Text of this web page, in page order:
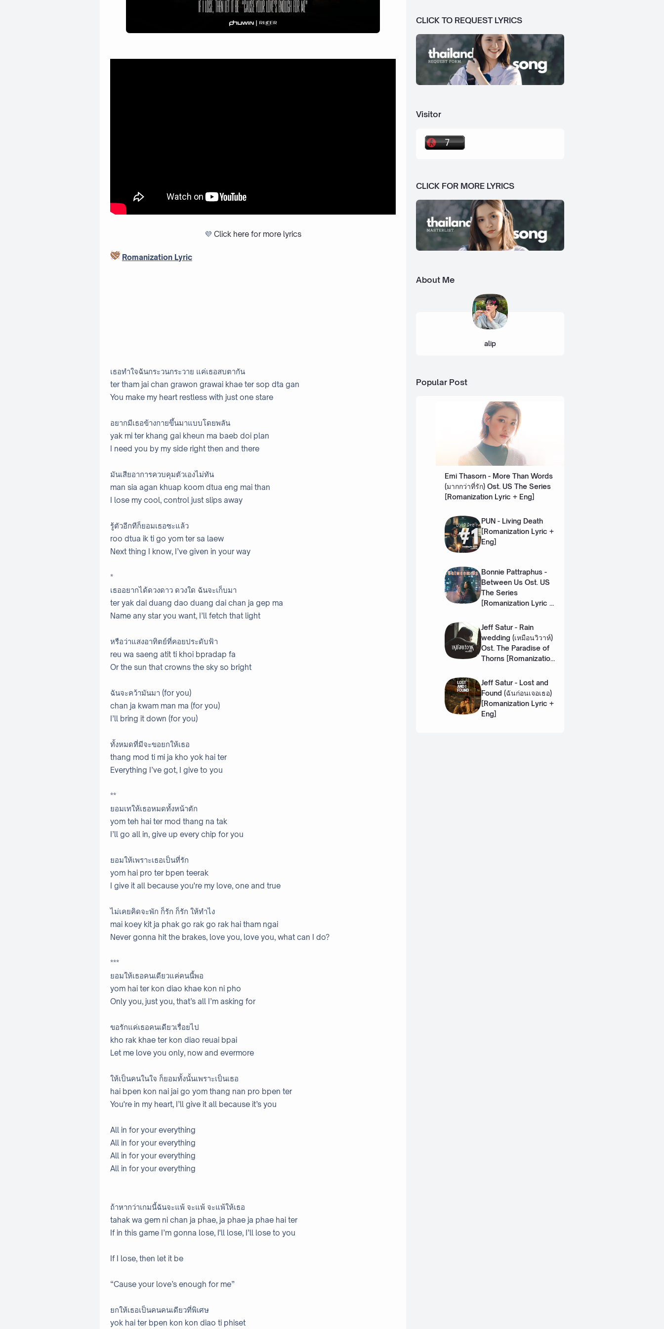
💜 Click here for more lyrics
Romanization Lyric
เธอทำใจฉันกระวนกระวาย แค่เธอสบตากัน
ter tham jai chan grawon grawai khae ter sop dta gan
You make my heart restless with just one stare
อยากมีเธอข้างกายขึ้นมาแบบโดยพลัน
yak mi ter khang gai kheun ma baeb doi plan
I need you by my side right then and there
มันเสียอาการควบคุมตัวเองไม่ทัน
man sia agan khuap koom dtua eng mai than
I lose my cool, control just slips away
รู้ตัวอีกทีก็ยอมเธอซะแล้ว
roo dtua ik ti go yom ter sa laew
Next thing I know, I’ve given in your way
*
เธออยากได้ดวงดาว ดวงใด ฉันจะเก็บมา
ter yak dai duang dao duang dai chan ja gep ma
Name any star you want, I’ll fetch that light
หรือว่าแสงอาทิตย์ที่คอยประดับฟ้า
reu wa saeng atit ti khoi bpradap fa
Or the sun that crowns the sky so bright
ฉันจะคว้ามันมา (for you)
chan ja kwam man ma (for you)
I’ll bring it down (for you)
ทั้งหมดที่มีจะขอยกให้เธอ
thang mod ti mi ja kho yok hai ter
Everything I’ve got, I give to you
**
ยอมเทให้เธอหมดทั้งหน้าตัก
yom teh hai ter mod thang na tak
I’ll go all in, give up every chip for you
ยอมให้เพราะเธอเป็นที่รัก
yom hai pro ter bpen teerak
I give it all because you're my love, one and true
ไม่เคยคิดจะพัก ก็รัก ก็รัก ให้ทำไง
mai koey kit ja phak go rak go rak hai tham ngai
Never gonna hit the brakes, love you, love you, what can I do?
***
ยอมให้เธอคนเดียวแค่คนนี้พอ
yom hai ter kon diao khae kon ni pho
Only you, just you, that’s all I’m asking for
ขอรักแค่เธอคนเดียวเรื่อยไป
kho rak khae ter kon diao reuai bpai
Let me love you only, now and evermore
ให้เป็นคนในใจ ก็ยอมทั้งนั้นเพราะเป็นเธอ
hai bpen kon nai jai go yom thang nan pro bpen ter
You're in my heart, I’ll give it all because it’s you
All in for your everything
All in for your everything
All in for your everything
All in for your everything
ถ้าหากว่าเกมนี้ฉันจะแพ้ จะแพ้ จะแพ้ให้เธอ
tahak wa gem ni chan ja phae, ja phae ja phae hai ter
If in this game I’m gonna lose, I'll lose, I’ll lose to you
If I lose, then let it be
“Cause your love’s enough for me”
ยกให้เธอเป็นคนคนเดียวที่พิเศษ
yok hai ter bpen kon kon diao ti phiset
CLICK TO REQUEST LYRICS
Visitor
CLICK FOR MORE LYRICS
About Me
alip
Popular Post
Emi Thasorn - More Than Words
(มากกว่าที่รัก) Ost. US The Series
[Romanization Lyric + Eng]
PUN - Living Death
[Romanization Lyric +
Eng]
Bonnie Pattraphus -
Between Us Ost. US
The Series
[Romanization Lyric +
Jeff Satur - Rain
wedding (เหมือนวิวาห์)
Ost. The Paradise of
Thorns [Romanization
Jeff Satur - Lost and
Found (ฉันก่อนเจอเธอ)
[Romanization Lyric +
Eng]